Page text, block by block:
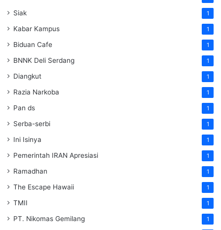
Siak 1
Kabar Kampus 1
Biduan Cafe 1
BNNK Deli Serdang 1
Diangkut 1
Razia Narkoba 1
Pan ds 1
Serba-serbi 1
Ini Isinya 1
Pemerintah IRAN Apresiasi 1
Ramadhan 1
The Escape Hawaii 1
TMII 1
PT. Nikomas Gemilang 1